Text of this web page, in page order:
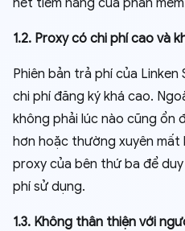
hết tiềm năng của phần
1.2. Proxy có chi phí cao và
Phiên bản trả phí của
chi phí đăng ký khá cao.
không phải lúc nào cũng ổn
hơn hoặc thường xuyên
proxy của bên thứ ba để
phí sử dụng.
1.3. Không thân thiện với